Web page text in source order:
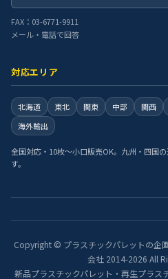
FAX：03-6771-9911
メール・電話で回答
対応エリア
北海道 東北 関東 中部 関西
海外輸出
全国対応・10枚〜小口販売OK。九州・四国
す。
Copyright © プラスチックパレットの企
会社 2014-2026 All
新品プラスチックパレット・再生プラス